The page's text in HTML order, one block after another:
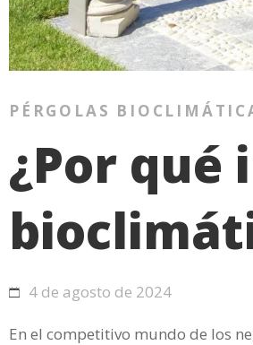
PÉRGOLAS
¿Por
4 de agosto de 2024
En el competitivo mundo de los